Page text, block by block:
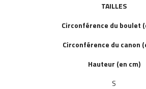
TAILLES
Circonférence du boulet
Circonférence du canon
Hauteur (en cm)
S